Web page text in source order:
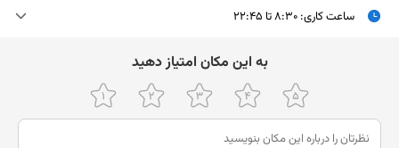
ساعت کاری: ۸:۳۰ تا ۲۲:۴۵
چهارشنبه
۸:۳۰ تا ۲۲:۴۵
ﺑﻪ اﯾﻦ ﻣﮑﺎن اﻣﺘﯿﺎز دﻫﯿﺪ